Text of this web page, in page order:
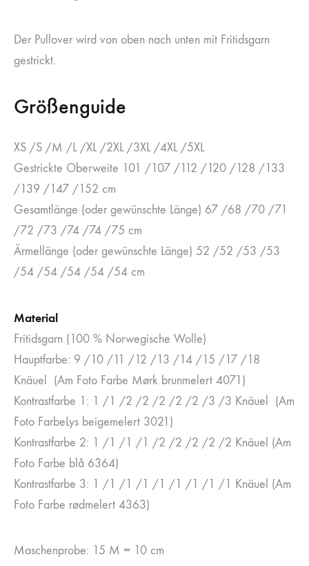
Der Pullover wird von oben nach unten mit Fritidsgarn
gestrickt.
Größenguide
XS /S /M /L /XL /2XL /3XL /4XL /5XL
Gestrickte Oberweite 101 /107 /112 /120 /128 /133
/139 /147 /152 cm
Gesamtlänge (oder gewünschte Länge) 67 /68 /70 /71
/72 /73 /74 /74 /75 cm
Ärmellänge (oder gewünschte Länge) 52 /52 /53 /53
/54 /54 /54 /54 /54 cm
Material
Fritidsgarn (100 % Norwegische Wolle)
Hauptfarbe: 9 /10 /11 /12 /13 /14 /15 /17 /18
Knäuel (Am Foto Farbe Mørk brunmelert 4071)
Kontrastfarbe 1: 1 /1 /2 /2 /2 /2 /2 /3 /3 Knäuel (Am
Foto FarbeLys beigemelert 3021)
Kontrastfarbe 2: 1 /1 /1 /1 /2 /2 /2 /2 /2 Knäuel (Am
Foto Farbe blå 6364)
Kontrastfarbe 3: 1 /1 /1 /1 /1 /1 /1 /1 /1 Knäuel (Am
Foto Farbe rødmelert 4363)
Maschenprobe: 15 M = 10 cm